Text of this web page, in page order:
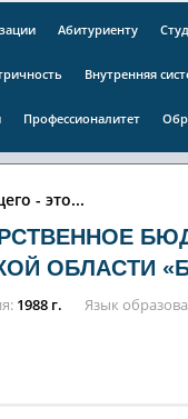
Абитуриенту
Внутренняя
Профессионалитет
- это...
ОБЛАСТИ
1988 г. Язык